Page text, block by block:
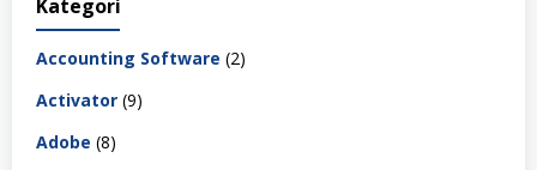
Kategori
Accounting Software (2)
Activator (9)
Adobe (8)